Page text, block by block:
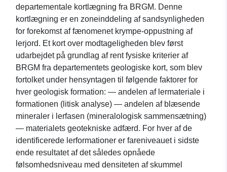
departementale kortlægning fra BRGM. Denne
kortlægning er en zoneinddeling af sandsynligheden
for forekomst af fænomenet krympe-oppustning af
lerjord. Et kort over modtageligheden blev først
udarbejdet på grundlag af rent fysiske kriterier af
BRGM fra departementets geologiske kort, som blev
fortolket under hensyntagen til følgende faktorer for
hver geologisk formation: — andelen af lermateriale i
formationen (litisk analyse) — andelen af blæsende
mineraler i lerfasen (mineralologisk sammensætning)
— materialets geotekniske adfærd. For hver af de
identificerede lerformationer er fareniveauet i sidste
ende resultatet af det således opnåede
følsomhedsniveau med densiteten af skummel